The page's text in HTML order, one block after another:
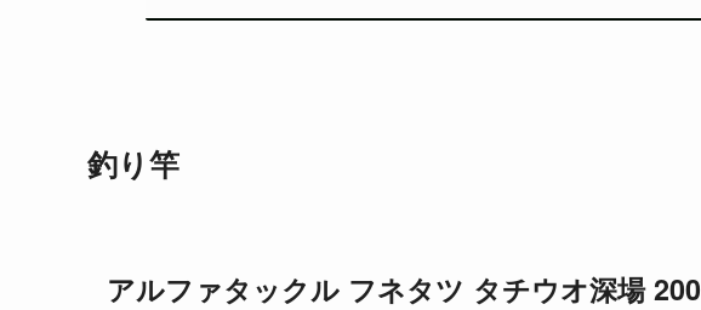
釣り竿
アルファタックル フネタツ タチウオ深場 200